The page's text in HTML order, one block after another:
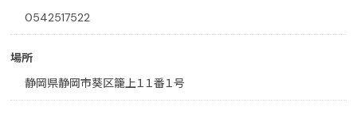
0542517522
場所
静岡県静岡市葵区籠上１１番１号